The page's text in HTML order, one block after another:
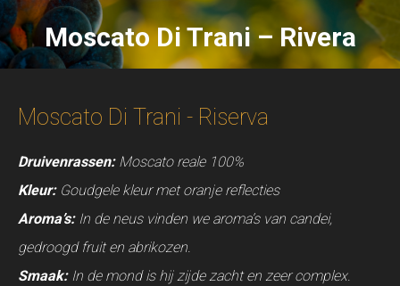
Moscato Di Trani – Rivera
Moscato Di Trani - Riserva
Druivenrassen:Moscato reale 100%
Kleur: Goudgele kleur met oranje reflecties
Aroma’s: In de neus vinden we aroma’s van candei,
gedroogd fruit en abrikozen.
Smaak: In de mond is hij zijde zacht en zeer complex.
BLOG CONTACT